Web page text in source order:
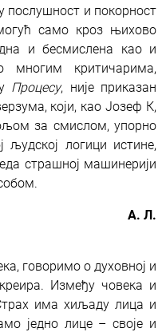
послушност и покорност
само кроз њихово
и бесмислена као и
многим критичарима,
Процесу, није приказан
који, као Јозеф К,
за смислом, упорно
људској логици истине,
страшној машинерији
А. Л.
говоримо о духовној и
Између човека и
има хиљаду лица и
једно лице – своје и